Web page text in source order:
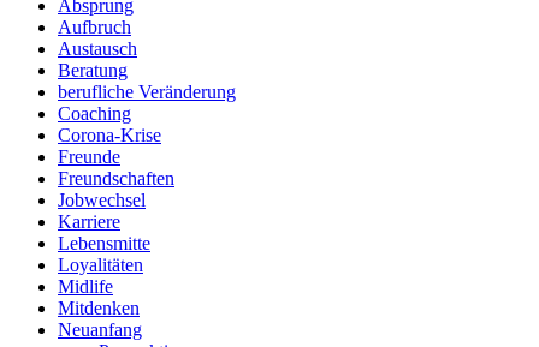
Absprung
Aufbruch
Austausch
Beratung
berufliche Veränderung
Coaching
Corona-Krise
Freunde
Freundschaften
Jobwechsel
Karriere
Lebensmitte
Loyalitäten
Midlife
Mitdenken
Neuanfang